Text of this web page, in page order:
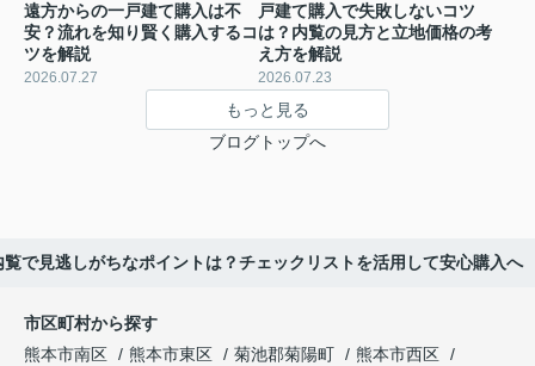
遠方からの一戸建て購入は不
安？流れを知り賢く購入するコ
ツを解説
2026.07.27
戸建て購入で失敗しないコツ
は？内覧の見方と立地価格の考
え方を解説
2026.07.23
もっと見る
ブログトップへ
で見逃しがちなポイントは？チェックリストを活用して安心購入へ
市区町村から探す
熊本市南区
熊本市東区 菊池郡菊陽町
熊本市西区